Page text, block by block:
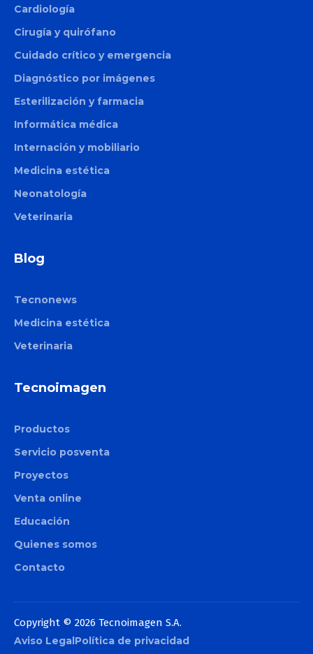
Cardiología
Cirugía y quirófano
Cuidado crítico y emergencia
Diagnóstico por imágenes
Esterilización y farmacia
Informática médica
Internación y mobiliario
Medicina estética
Neonatología
Veterinaria
Blog
Tecnonews
Medicina estética
Veterinaria
Tecnoimagen
Productos
Servicio posventa
Proyectos
Venta online
Educación
Quienes somos
Contacto
Copyright © 2026 Tecnoimagen S.A.
Aviso LegalPolítica de privacidad